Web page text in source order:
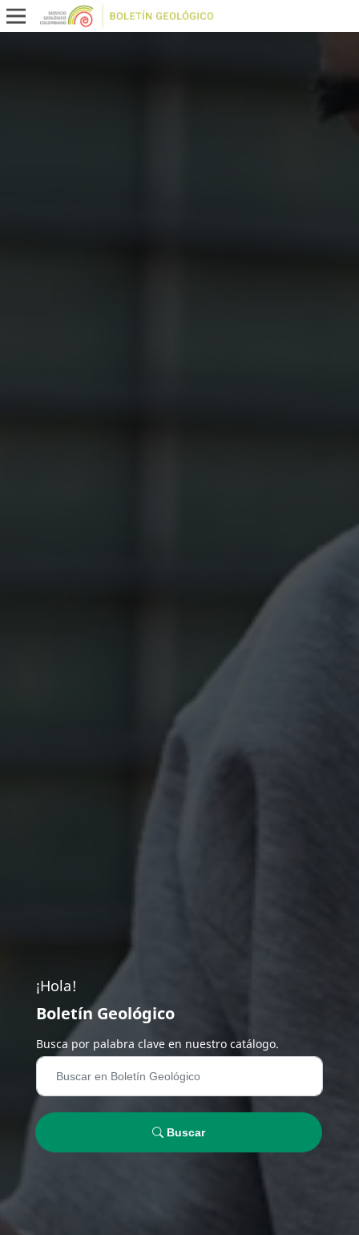
¡Hola!
Boletín Geológico
Busca por palabra clave en nuestro catálogo.
Buscar